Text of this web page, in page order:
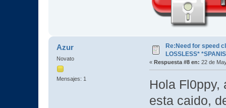
Azur
Novato
Mensajes: 1
Re:Need for speed
LOSSLESS*
« Respuesta #8 en: 22 de
Hola Fl0ppy,
esta caido,